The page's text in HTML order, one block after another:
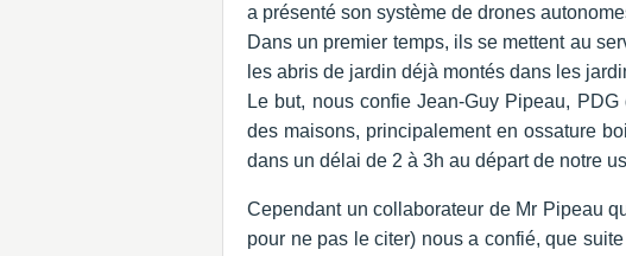
a présenté son système de drones
Dans un premier temps, ils se mettent au
les abris de jardin déjà montés dans les
Le but, nous confie Jean-Guy Pipeau,
des maisons, principalement en ossature
dans un délai de 2 à 3h au départ de notre
Cependant un collaborateur de Mr Pipeau
pour ne pas le citer) nous a confié, que